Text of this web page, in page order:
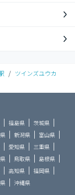
/ ツインズユウカ
福島県
茨城県
新潟県
富山県
愛知県
三重県
鳥取県
島根県
高知県
福岡県
沖縄県